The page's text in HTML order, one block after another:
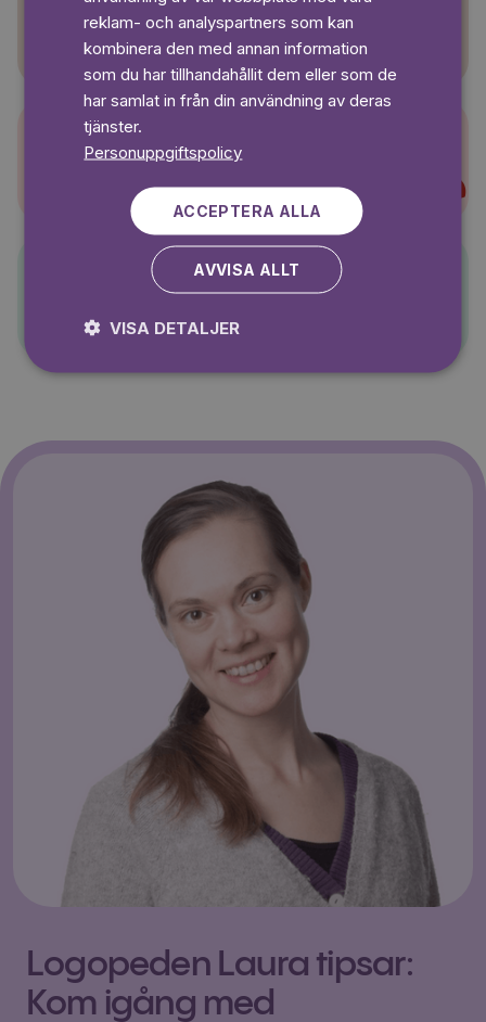
Sagasagor
Super-Charlie
Pelle Svanslös
Logopeden Laura tipsar:
Kom igång med
reklam- och analyspartners som kan
kombinera den med annan information
som du har tillhandahållit dem eller som de
har samlat in från din användning av deras
tjänster.
Personuppgiftspolicy
ACCEPTERA ALLA
AVVISA ALLT
VISA DETALJER